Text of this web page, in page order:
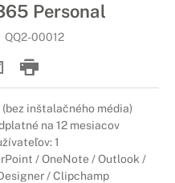
Personal
QQ2-00012
inštalačného média)
na 12 mesiacov
1
/ OneNote / Outlook /
/ Clipchamp